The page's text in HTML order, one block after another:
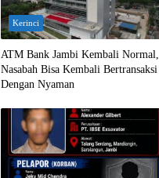
Kerinci
ATM Bank Jambi Kembali Normal,
Nasabah Bisa Kembali Bertransaksi
Dengan Nyaman